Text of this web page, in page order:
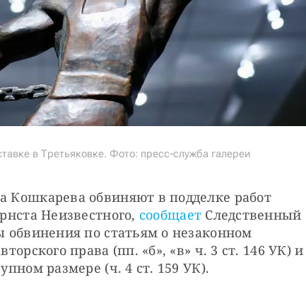
в Третьяковке. Фото: пресс-служба галереи
обвиняют в подделке работ
Неизвестного, сообщает Следственный
по статьям о незаконном
права (пп. «б», «в» ч. 3 ст. 146 УК) и
размере (ч. 4 ст. 159 УК).